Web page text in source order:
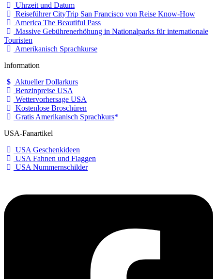
Uhrzeit und Datum
Reiseführer CityTrip San Francisco von Reise Know-How
America The Beautiful Pass
Massive Gebührenerhöhung in Nationalparks für internationale
Touristen
Amerikanisch Sprachkurse
Information
Aktueller Dollarkurs
Benzinpreise USA
Wettervorhersage USA
Kostenlose Broschüren
Gratis Amerikanisch Sprachkurs
USA-Fanartikel
USA Geschenkideen
USA Fahnen und Flaggen
USA Nummernschilder